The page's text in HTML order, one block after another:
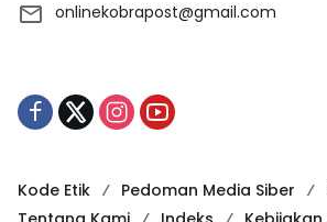
onlinekobrapost@gmail.com
Kode Etik Pedoman Media Siber